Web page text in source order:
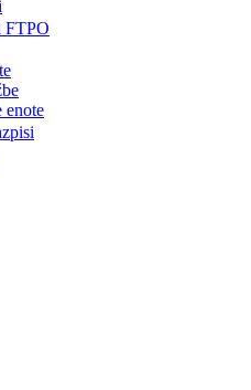
FTPO
enote